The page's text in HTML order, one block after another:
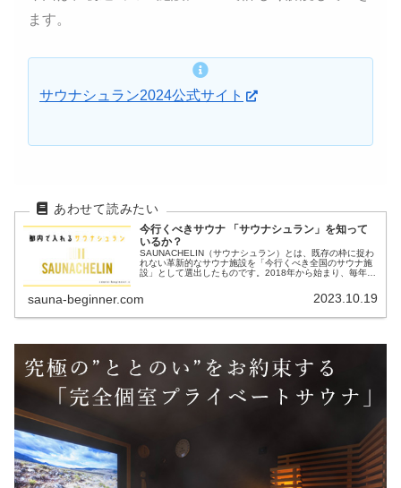
ます。
サウナシュラン2024公式サイト
今行くべきサウナ 「サウナシュラン」を知って
いるか？
SAUNACHELIN（サウナシュラン）とは、既存の枠に捉わ
れない革新的なサウナ施設を「今行くべき全国のサウナ施
設」として選出したものです。2018年から始まり、毎年
sauna-beginner.com 2023.10.19